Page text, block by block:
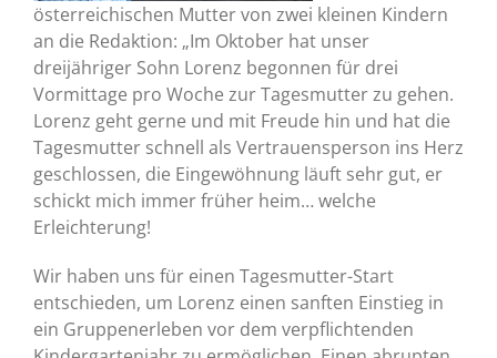
österreichischen Mutter von zwei kleinen Kindern
an die Redaktion: „Im Oktober hat unser
dreijähriger Sohn Lorenz begonnen für drei
Vormittage pro Woche zur Tagesmutter zu gehen.
Lorenz geht gerne und mit Freude hin und hat die
Tagesmutter schnell als Vertrauensperson ins Herz
geschlossen, die Eingewöhnung läuft sehr gut, er
schickt mich immer früher heim… welche
Erleichterung!
Wir haben uns für einen Tagesmutter-Start
entschieden, um Lorenz einen sanften Einstieg in
ein Gruppenerleben vor dem verpflichtenden